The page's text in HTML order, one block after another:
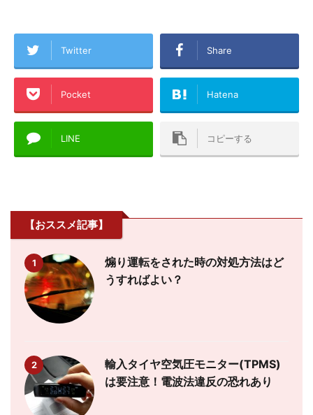
Twitter Share
Pocket Hatena
LINE コピーする
【おススメ記事】
1
煽り運転をされた時の対処方法はど
うすればよい？
2
輸入タイヤ空気圧モニター(TPMS)
は要注意！電波法違反の恐れあり